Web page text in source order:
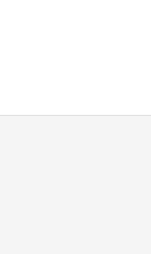
[RELATIVA
A SERRAT